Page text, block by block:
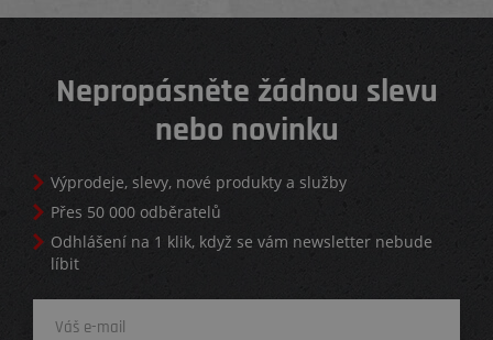
Nepropásněte žádnou slevu
nebo novinku
Výprodeje, slevy, nové produkty a služby
Přes 50 000 odběratelů
Odhlášení na 1 klik, když se vám newsletter nebude
líbit